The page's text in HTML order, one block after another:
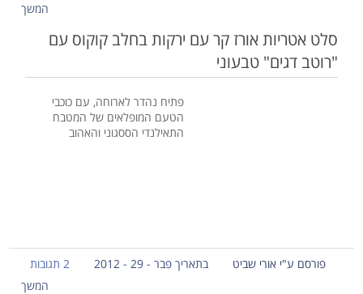
המשך
סלט אטריות אורז קר עם ירקות בחלב קוקוס עם
"רוטב דגים" טבעוני
פתיח נהדר לארוחה, עם כוכבי
הטעם המופלאים של המטבח
התאילנדי הססגוני והאהוב
פורסם ע"י אורי שביט בתאריך פבר - 29 - 2012
2 תגובות
המשך